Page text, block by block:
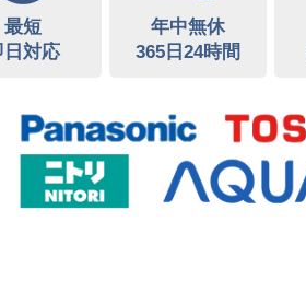
最短
日対応
年中無休
365日24時間